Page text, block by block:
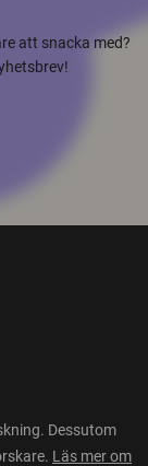
att snacka med?
Dessutom
Läs mer om